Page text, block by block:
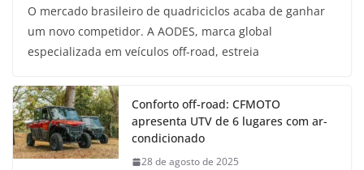
O mercado brasileiro de quadriciclos acaba de ganhar
um novo competidor. A AODES, marca global
especializada em veículos off-road, estreia
Conforto off-road: CFMOTO
apresenta UTV de 6 lugares com ar-
condicionado
28 de agosto de 2025